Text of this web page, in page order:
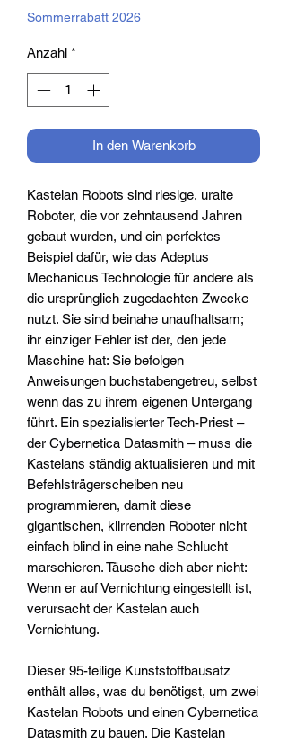
Sommerrabatt 2026
Anzahl *
In den Warenkorb
Kastelan Robots sind riesige, uralte
Roboter, die vor zehntausend Jahren
gebaut wurden, und ein perfektes
Beispiel dafür, wie das Adeptus
Mechanicus Technologie für andere als
die ursprünglich zugedachten Zwecke
nutzt. Sie sind beinahe unaufhaltsam;
ihr einziger Fehler ist der, den jede
Maschine hat: Sie befolgen
Anweisungen buchstabengetreu, selbst
wenn das zu ihrem eigenen Untergang
führt. Ein spezialisierter Tech-Priest –
der Cybernetica Datasmith – muss die
Kastelans ständig aktualisieren und mit
Befehlsträgerscheiben neu
programmieren, damit diese
gigantischen, klirrenden Roboter nicht
einfach blind in eine nahe Schlucht
marschieren. Täusche dich aber nicht:
Wenn er auf Vernichtung eingestellt ist,
verursacht der Kastelan auch
Vernichtung.
Dieser 95-teilige Kunststoffbausatz
enthält alles, was du benötigst, um zwei
Kastelan Robots und einen Cybernetica
Datasmith zu bauen. Die Kastelan